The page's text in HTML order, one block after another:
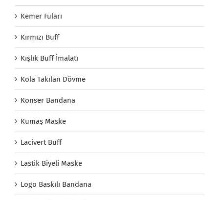
Kemer Fuları
Kırmızı Buff
Kışlık Buff İmalatı
Kola Takılan Dövme
Konser Bandana
Kumaş Maske
Lacivert Buff
Lastik Biyeli Maske
Logo Baskılı Bandana